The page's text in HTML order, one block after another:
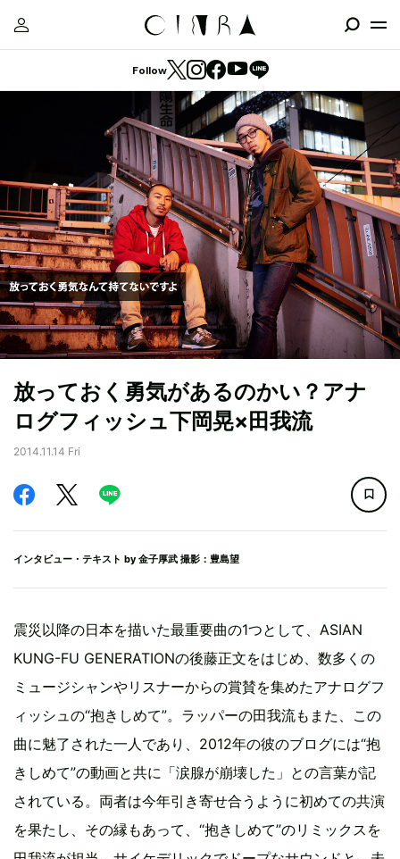
Follow
放っておく勇気があるのかい？アナ
ログフィッシュ下岡晃×田我流
2014.11.14 Fri
インタビュー・テキスト by 金子厚武 撮影：豊島望
震災以降の日本を描いた最重要曲の1つとして、ASIAN
KUNG-FU GENERATIONの後藤正文をはじめ、数多くの
ミュージシャンやリスナーからの賞賛を集めたアナログフ
ィッシュの“抱きしめて”。ラッパーの田我流もまた、この
曲に魅了された一人であり、2012年の彼のブログには“抱
きしめて”の動画と共に「涙腺が崩壊した」との言葉が記
されている。両者は今年引き寄せ合うように初めての共演
を果たし、その縁もあって、“抱きしめて”のリミックスを